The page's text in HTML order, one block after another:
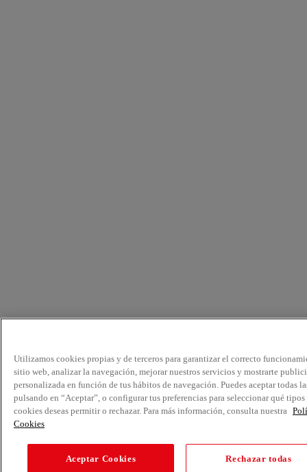
Utilizamos cookies propias y de terceros para garantizar el correcto
sitio web, analizar la navegación, mejorar nuestros servicios y mostrarte
personalizada en función de tus hábitos de navegación. Puedes aceptar todas
pulsando en “Aceptar”, o configurar tus preferencias para seleccionar qué tipos
cookies deseas permitir o rechazar. Para más información, consulta nuestra
Cookies
Aceptar Cookies Rechazar todas